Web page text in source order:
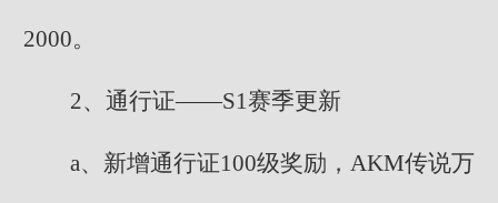
2000。
2、通行证——S1赛季更新
a、新增通行证100级奖励，AKM传说万